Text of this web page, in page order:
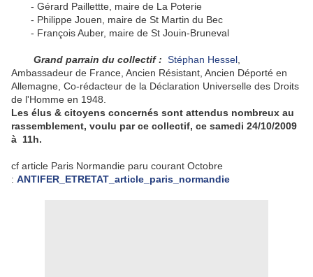
- Gérard Paillettte, maire de La Poterie
- Philippe Jouen, maire de St Martin du Bec
- François Auber, maire de St Jouin-Bruneval
Grand parrain du collectif : Stéphan Hessel
Ambassadeur de France, Ancien Résistant, Ancien Déporté en
Allemagne, Co-rédacteur de la Déclaration Universelle des Droits
de l'Homme en 1948.
Les élus & citoyens concernés sont attendus nombreux au
rassemblement, voulu par ce collectif, ce samedi 24/10/2009
à 11h.
cf article Paris Normandie paru courant Octobre
: ANTIFER_ETRETAT_article_paris_normandie